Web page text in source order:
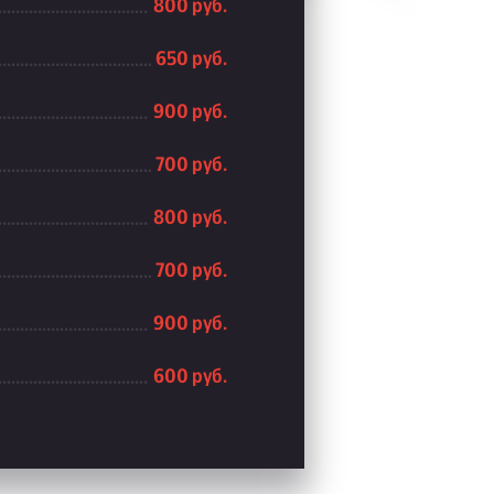
800 руб.
650 руб.
900 руб.
700 руб.
800 руб.
700 руб.
900 руб.
600 руб.